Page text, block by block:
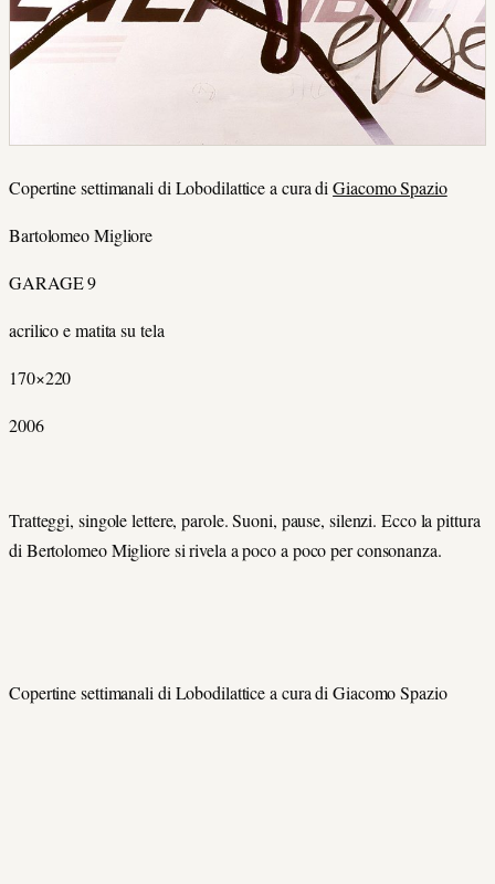
Copertine settimanali di Lobodilattice a cura diGiacomo Spazio
Bartolomeo Migliore
GARAGE 9
acrilico e matita su tela
170×220
2006
Tratteggi, singole lettere, parole. Suoni, pause, silenzi. Ecco la pittura
di Bertolomeo Migliore si rivela a poco a poco per consonanza.
Copertine settimanali di Lobodilattice a cura di Giacomo Spazio